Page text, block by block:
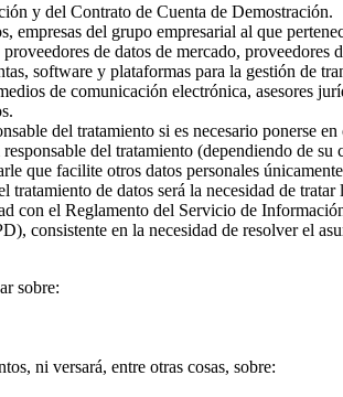
y del Contrato de Cuenta de Demostración.
empresas del grupo empresarial al que
de datos de mercado, proveedores
software y plataformas para la gestión de
de comunicación electrónica, asesores
del tratamiento si es necesario ponerse en
del tratamiento (dependiendo de
facilite otros datos personales
de datos será la necesidad de tratar
con el Reglamento del Servicio de
consistente en la necesidad de resolver el
sobre:
ni versará, entre otras cosas, sobre: